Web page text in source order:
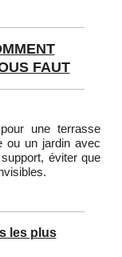
FAUT
une terrasse
ou un jardin avec
éviter que
les plus